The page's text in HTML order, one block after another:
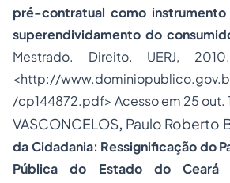
pré-contratual como
superendividamento do
Mestrado. Direito. UERJ,
<http://
/cp144872.pdf> Acesso em 25 out.
VASCONCELOS, Paulo Roberto
da Cidadania: Ressignificação do
Pública do Estado do Ceará